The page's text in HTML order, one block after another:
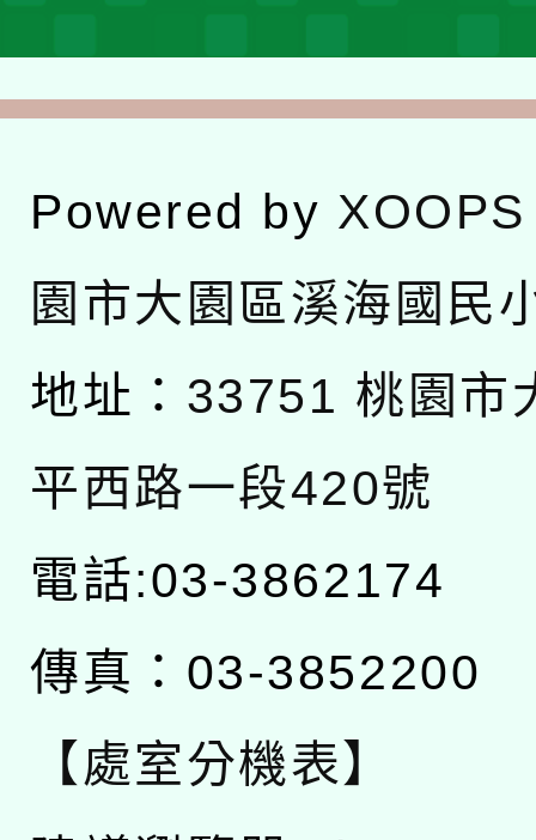
Powered by XOOPS
園市大園區溪海國民
地址： 33751 桃園市
平西路一段420號
電話:03-3862174
傳真：03-3852200
【處室分機表】